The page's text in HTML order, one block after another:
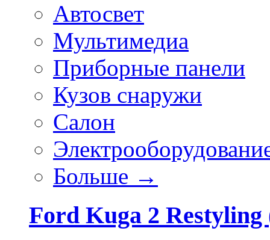
Автосвет
Мультимедиа
Приборные панели
Кузов снаружи
Салон
Больше →
Ford Kuga 2 Restyling